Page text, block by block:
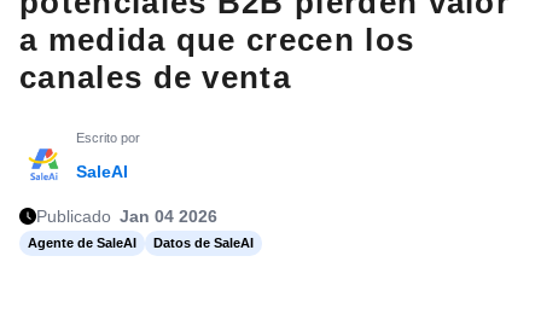
a medida que crecen los
canales de venta
Escrito por
SaleAI
Publicado Jan 04 2026
Agente de SaleAI Datos de SaleAI